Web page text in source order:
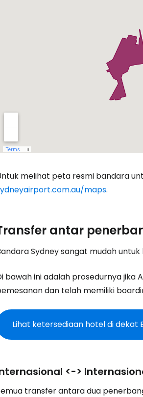
melihat peta resmi bandara
maps.
antar
Sydney sangat mudah
bawah ini adalah prosedurnya
dan telah memiliki
Lihat ketersediaan hotel di dekat
<->
transfer antara dua
... komunitas